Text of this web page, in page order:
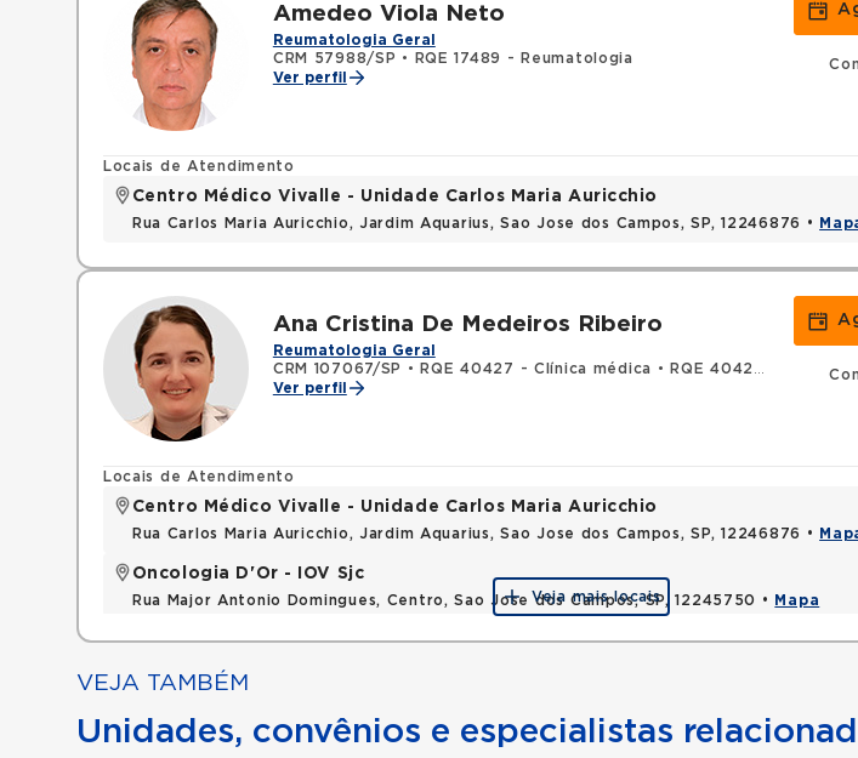
Amedeo Viola Neto
Reumatologia Geral
CRM 57988/SP •
RQE 17489 - Reumatologia
Ver perfil
Locais de Atendimento
Centro Médico Vivalle - Unidade Carlos Maria Auricchio
Rua Carlos Maria Auricchio, Jardim Aquarius, Sao Jose dos Campos, SP, 12246876 •
Ana Cristina De Medeiros Ribeiro
Reumatologia Geral
CRM 107067/SP
• RQE 40427 - Clínica médica •
RQE 40428 - Reumatologia
Ver perfil
Locais de Atendimento
Centro Médico Vivalle - Unidade Carlos Maria Auricchio
Rua Carlos Maria Auricchio, Jardim Aquarius, Sao Jose dos Campos, SP, 12246876 •
Oncologia D'Or - IOV Sjc
Rua Major Antonio Domingues, Centro, Sao Jose dos Campos, SP, 12245750 • Mapa
Veja mais locais
VEJA TAMBÉM
Unidades, convênios e especialistas